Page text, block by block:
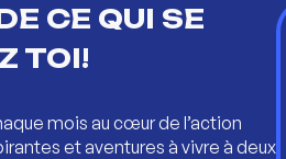
CE QUI SE
TOI!
mois au cœur de l’action
et aventures à vivre à deux